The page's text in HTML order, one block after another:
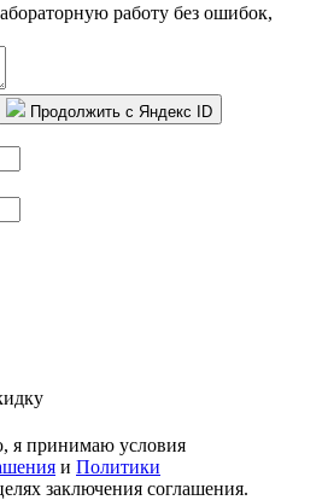
работу без ошибок,
Продолжить с Яндекс ID
я принимаю условия
и Политики
заключения соглашения.